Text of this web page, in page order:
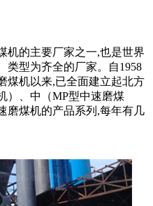
机的主要厂家之一,也是世界
类型为齐全的厂家。自1958
煤机以来,已全面建立起北方
）、中（MP型中速磨煤
磨煤机的产品系列,每年有几